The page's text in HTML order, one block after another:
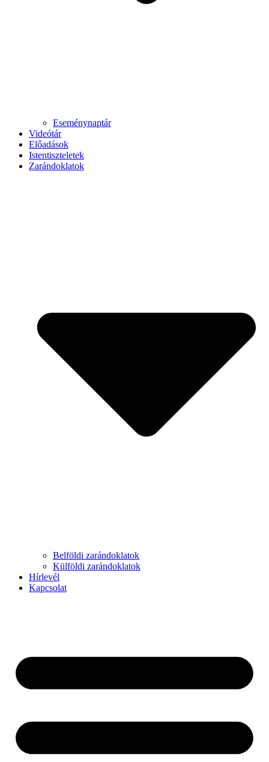
Eseménynaptár
Videótár
Előadások
Istentiszteletek
Zarándoklatok
Belföldi zarándoklatok
Külföldi zarándoklatok
Hírlevél
Kapcsolat